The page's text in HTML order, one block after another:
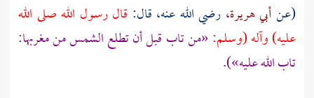
(عنأبي هريرة، رضي الله عنه، قال: قال رسول الله صلى الله
عليه) وآله (وسلم:«من تاب قبل أن تطلع الشمس من مغربها:
تاب الله عليه»).